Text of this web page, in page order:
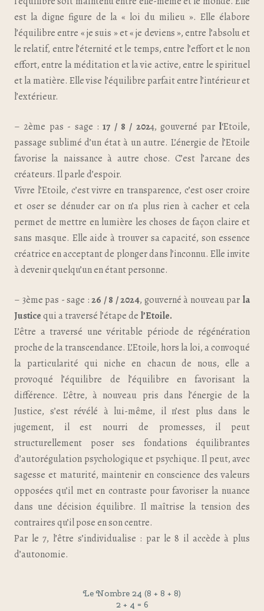
est la digne figure de la « loi du milieu ». Elle élabore
l’équilibre entre « je suis » et « je deviens », entre l’absolu et
le relatif, entre l’éternité et le temps, entre l’effort et le non
effort, entre la méditation et la vie active, entre le spirituel
et la matière. Elle vise l’équilibre parfait entre l’intérieur et
l’extérieur.
– 2ème pas - sage :17 / 8 / 2024, gouverné par l‘Etoile,
passage sublimé d’un état à un autre. L’énergie de l’Etoile
favorise la naissance à autre chose. C’est l’arcane des
créateurs. Il parle d’espoir.
Vivre l’Etoile, c’est vivre en transparence, c’est oser croire
et oser se dénuder car on n’a plus rien à cacher et cela
permet de mettre en lumière les choses de façon claire et
sans masque. Elle aide à trouver sa capacité, son essence
créatrice en acceptant de plonger dans l’inconnu. Elle invite
à devenir quelqu’un en étant personne.
– 3ème pas - sage :26 / 8 / 2024, gouverné à nouveau par la
Justicequi a traversé l’étape de l’Etoile.
L’être a traversé une véritable période de régénération
proche de la transcendance. L’Etoile, hors la loi, a convoqué
la particularité qui niche en chacun de nous, elle a
provoqué l’équilibre de l’équilibre en favorisant la
différence. L’être, à nouveau pris dans l’énergie de la
Justice, s’est révélé à lui-même, il n’est plus dans le
jugement, il est nourri de promesses, il peut
structurellement poser ses fondations équilibrantes
d’autorégulation psychologique et psychique. Il peut, avec
sagesse et maturité, maintenir en conscience des valeurs
opposées qu’il met en contraste pour favoriser la nuance
dans une décision équilibre. Il maîtrise la tension des
contraires qu’il pose en son centre.
Par le 7, l’être s’individualise : par le 8 il accède à plus
d’autonomie.
Le Nombre 24 (8 + 8 + 8)
2 + 4 = 6